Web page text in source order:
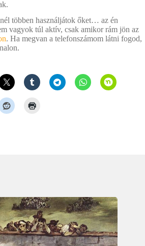
többen használjátok őket… az én
vagyok túl aktív, csak amikor rám jön az
. Ha megvan a telefonszámom látni fogod,